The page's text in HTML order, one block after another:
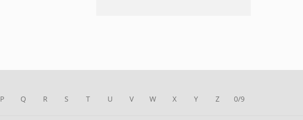
P Q R S T U V W X Y Z 0/9